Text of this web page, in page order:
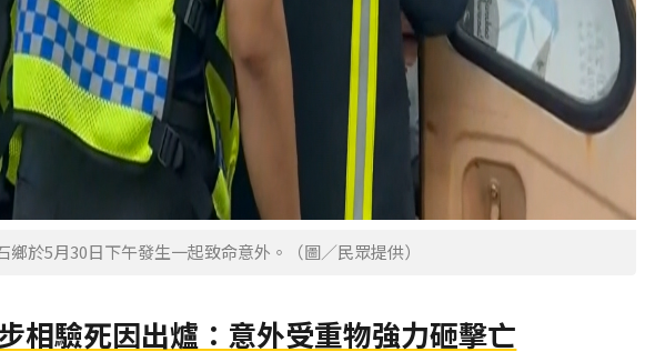
鄉於5月30日下午發生一起致命意外。（圖／民眾提供）
相驗死因出爐：意外受重物強力砸擊亡